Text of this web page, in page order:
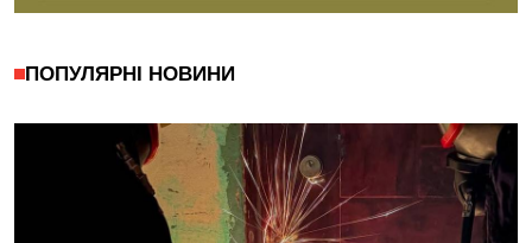
ПОПУЛЯРНІ НОВИНИ